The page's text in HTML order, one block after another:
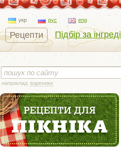
укр рус eng
Рецепти Підбір за
наприклад: вареники